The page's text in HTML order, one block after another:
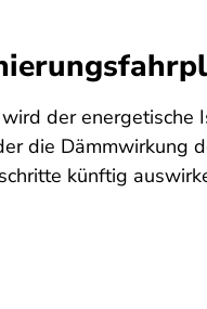
der energetische
die Dämmwirkung
künftig